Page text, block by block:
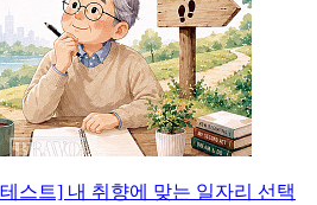
스트] 내 취향에 맞는 일자리 선택